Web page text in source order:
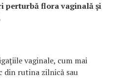
perturbă flora vaginală şi
vaginale, cum mai
din rutina zilnică sau